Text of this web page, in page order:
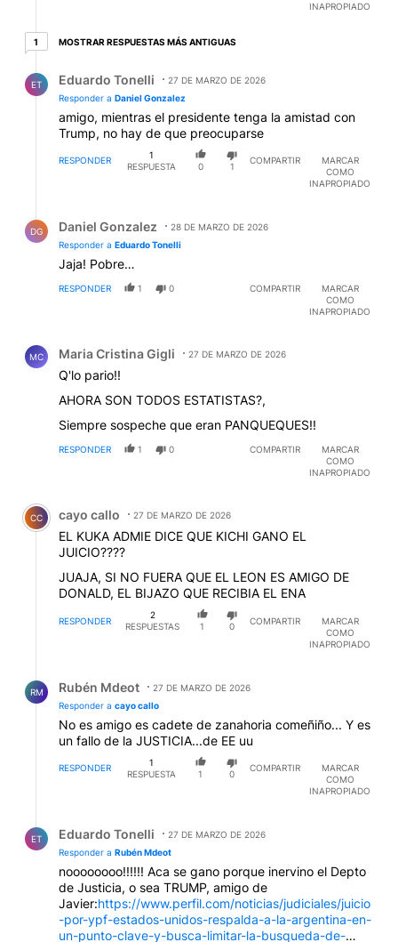
INAPROPIADO
11 respuesta más antiguas
MOSTRAR RESPUESTAS MÁS ANTIGUAS
ET Eduardo Tonelli
27 DE MARZO DE 2026
Responder a Daniel Gonzalez
amigo, mientras el presidente tenga la amistad con
Trump, no hay de que preocuparse
RESPONDER
1
RESPUESTA
0 1
COMPARTIR
MARCAR
COMO
INAPROPIADO
DG Daniel Gonzalez
28 DE MARZO DE 2026
Responder a Eduardo Tonelli
Jaja! Pobre…
RESPONDER 1 0 COMPARTIR
MARCAR
COMO
INAPROPIADO
MC Maria Cristina Gigli 27 DE MARZO DE 2026
Q'lo pario!!
AHORA SON TODOS ESTATISTAS?,
Siempre sospeche que eran PANQUEQUES!!
RESPONDER 1 0 COMPARTIR
MARCAR
COMO
INAPROPIADO
Comentario de cayo callo.
CC cayo callo 27 DE MARZO DE 2026
EL KUKA ADMIE DICE QUE KICHI GANO EL
JUICIO????
JUAJA, SI NO FUERA QUE EL LEON ES AMIGO DE
DONALD, EL BIJAZO QUE RECIBIA EL ENA
RESPONDER
2
RESPUESTAS
1 0
COMPARTIR
MARCAR
COMO
INAPROPIADO
RM Rubén Mdeot
27 DE MARZO DE 2026
Responder a cayo callo
No es amigo es cadete de zanahoria comeñiño... Y es
un fallo de la JUSTICIA...de EE uu
RESPONDER
1
RESPUESTA
1 0
COMPARTIR
MARCAR
COMO
INAPROPIADO
ET Eduardo Tonelli
27 DE MARZO DE 2026
Responder a Rubén Mdeot
noooooooo!!!!!! Aca se gano porque inervino el Depto
de Justicia, o sea TRUMP, amigo de
Javier:https://www.perfil.com/noticias/judiciales/juicio
-por-ypf-estados-unidos-respalda-a-la-argentina-en-
un-punto-clave-y-busca-limitar-la-busqueda-de-